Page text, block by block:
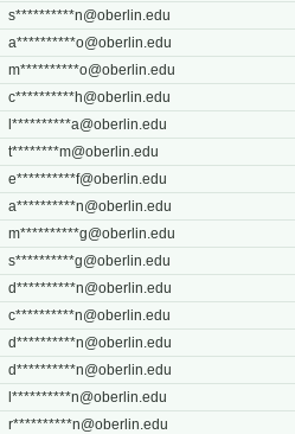
s**********n@oberlin.edu
a**********o@oberlin.edu
m**********o@oberlin.edu
c**********h@oberlin.edu
l**********a@oberlin.edu
t********m@oberlin.edu
e**********f@oberlin.edu
a**********n@oberlin.edu
m**********g@oberlin.edu
s**********g@oberlin.edu
d**********n@oberlin.edu
c**********n@oberlin.edu
d**********n@oberlin.edu
d**********n@oberlin.edu
l**********n@oberlin.edu
r**********n@oberlin.edu